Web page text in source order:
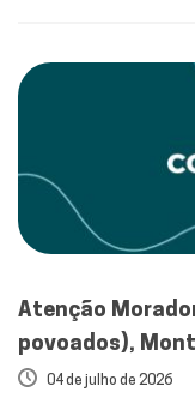
Atenção
povoados),
zona rural de
04 de julho de 2026